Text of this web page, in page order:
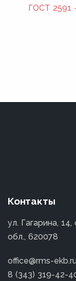
ГОСТ 2591
Контакты
ул. Гагарина,
обл., 620078
office@rms-ekb.ru
8 (343) 319-42-